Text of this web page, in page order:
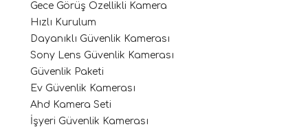
Gece Görüş Özellikli Kamera
Hızlı Kurulum
Dayanıklı Güvenlik Kamerası
Sony Lens Güvenlik Kamerası
Güvenlik Paketi
Ev Güvenlik Kamerası
Ahd Kamera Seti
İşyeri Güvenlik Kamerası